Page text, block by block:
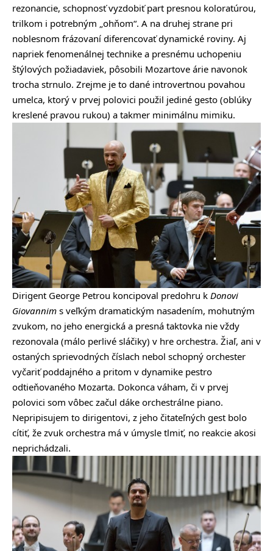
rezonancie, schopnosť vyzdobiť part presnou koloratúrou,
trilkom i potrebným „ohňom“. A na druhej strane pri
noblesnom frázovaní diferencovať dynamické roviny. Aj
napriek fenomenálnej technike a presnému uchopeniu
štýlových požiadaviek, pôsobili Mozartove árie navonok
trocha strnulo. Zrejme je to dané introvertnou povahou
umelca, ktorý v prvej polovici použil jediné gesto (oblúky
kreslené pravou rukou) a takmer minimálnu mimiku.
Dirigent George Petrou koncipoval predohru k Donovi
Giovannim s veľkým dramatickým nasadením, mohutným
zvukom, no jeho energická a presná taktovka nie vždy
rezonovala (málo perlivé sláčiky) v hre orchestra. Žiaľ, ani v
ostaných sprievodných číslach nebol schopný orchester
vyčariť poddajného a pritom v dynamike pestro
odtieňovaného Mozarta. Dokonca váham, či v prvej
polovici som vôbec začul dáke orchestrálne piano.
Nepripisujem to dirigentovi, z jeho čitateľných gest bolo
cítiť, že zvuk orchestra má v úmysle tlmiť, no reakcie akosi
neprichádzali.